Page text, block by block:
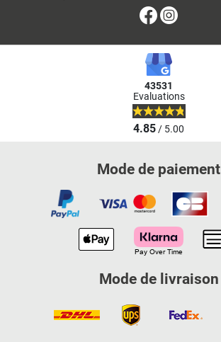
Facebook
43531
Evaluations
4.85/ 5.00
Mode de paiement
Mode de livraison